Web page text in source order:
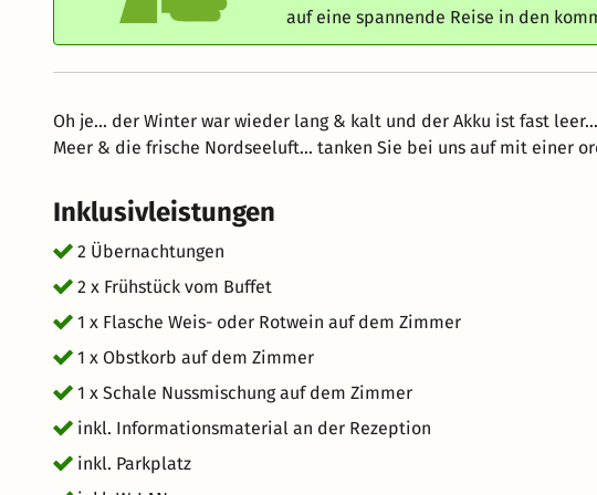
auf eine spannende Reise in den
Oh je... der Winter war wieder lang & kalt und der Akku ist fast
Meer & die frische Nordseeluft... tanken Sie bei uns auf mit einer
Inklusivleistungen
2 Übernachtungen
2 x Frühstück vom Buffet
1 x Flasche Weis- oder Rotwein auf dem Zimmer
1 x Obstkorb auf dem Zimmer
1 x Schale Nussmischung auf dem Zimmer
inkl. Informationsmaterial an der Rezeption
inkl. Parkplatz